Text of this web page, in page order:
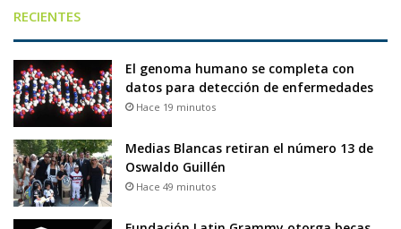
RECIENTES
El genoma humano se completa con
datos para detección de enfermedades
Hace 19 minutos
Medias Blancas retiran el número 13 de
Oswaldo Guillén
Hace 49 minutos